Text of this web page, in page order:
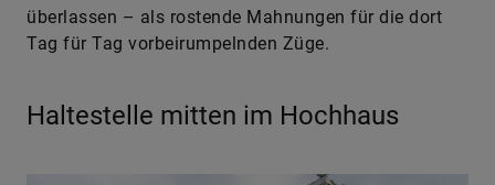
überlassen – als rostende Mahnungen für die dort
Tag für Tag vorbeirumpelnden Züge.
Haltestelle mitten im Hochhaus